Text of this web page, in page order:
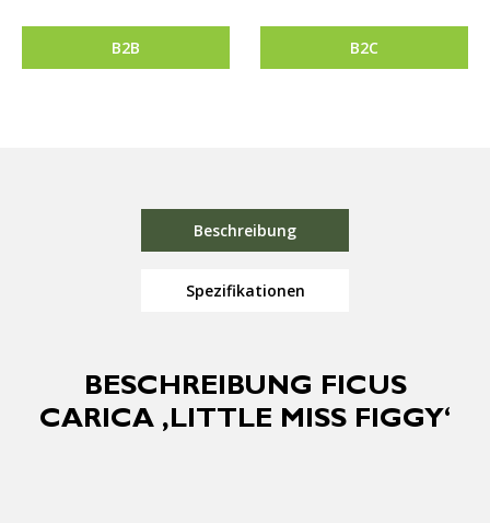
B2B B2C
Beschreibung
Spezifikationen
BESCHREIBUNG FICUS
CARICA ‚LITTLE MISS FIGGY‘